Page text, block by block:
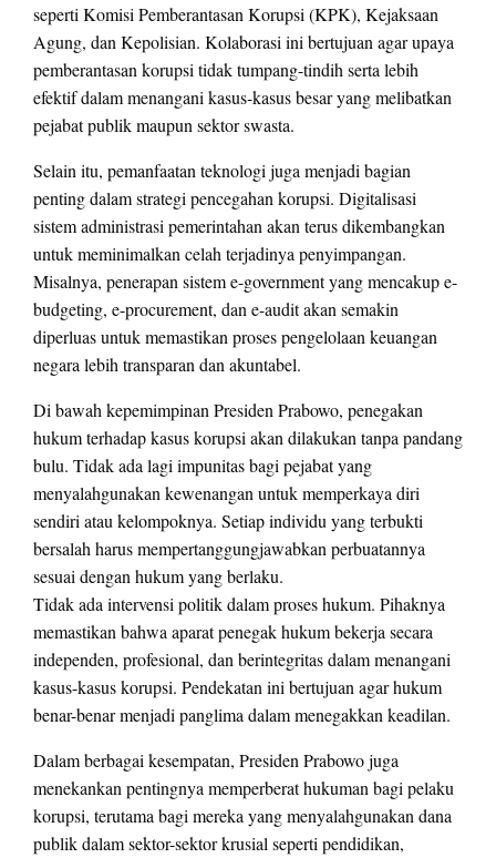
seperti Komisi Pemberantasan Korupsi (KPK), Kejaksaan
Agung, dan Kepolisian. Kolaborasi ini bertujuan agar upaya
pemberantasan korupsi tidak tumpang-tindih serta lebih
efektif dalam menangani kasus-kasus besar yang melibatkan
pejabat publik maupun sektor swasta.
Selain itu, pemanfaatan teknologi juga menjadi bagian
penting dalam strategi pencegahan korupsi. Digitalisasi
sistem administrasi pemerintahan akan terus dikembangkan
untuk meminimalkan celah terjadinya penyimpangan.
Misalnya, penerapan sistem e-government yang mencakup e-
budgeting, e-procurement, dan e-audit akan semakin
diperluas untuk memastikan proses pengelolaan keuangan
negara lebih transparan dan akuntabel.
Di bawah kepemimpinan Presiden Prabowo, penegakan
hukum terhadap kasus korupsi akan dilakukan tanpa pandang
bulu. Tidak ada lagi impunitas bagi pejabat yang
menyalahgunakan kewenangan untuk memperkaya diri
sendiri atau kelompoknya. Setiap individu yang terbukti
bersalah harus mempertanggungjawabkan perbuatannya
sesuai dengan hukum yang berlaku.
Tidak ada intervensi politik dalam proses hukum. Pihaknya
memastikan bahwa aparat penegak hukum bekerja secara
independen, profesional, dan berintegritas dalam menangani
kasus-kasus korupsi. Pendekatan ini bertujuan agar hukum
benar-benar menjadi panglima dalam menegakkan keadilan.
Dalam berbagai kesempatan, Presiden Prabowo juga
menekankan pentingnya memperberat hukuman bagi pelaku
korupsi, terutama bagi mereka yang menyalahgunakan dana
publik dalam sektor-sektor krusial seperti pendidikan,